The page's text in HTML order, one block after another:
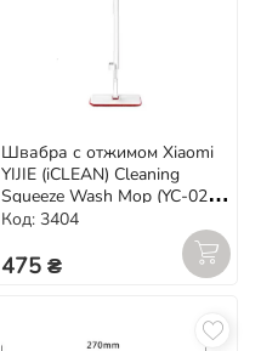
Швабра с отжимом Xiaomi
YIJIE (iCLEAN) Cleaning
Squeeze Wash Mop (YC-02)
White/Red
Код: 3404
475 ₴